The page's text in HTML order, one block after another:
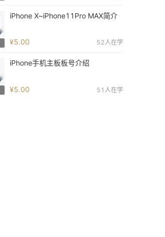
iPhone X~iPhone11Pro MAX简介
¥5.00 52人在学
iPhone手机主板板号介绍
¥5.00 51 人在学